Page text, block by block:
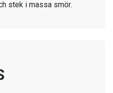
stek i massa smör.